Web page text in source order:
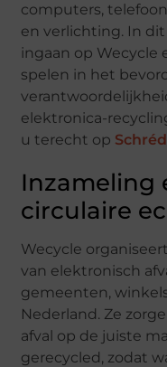
computers,
en verlichting. In
ingaan op Wecycle
spelen in het
elektronica-
u terecht op
Inzameling
circulaire
Wecycle
van elektronisch
gemeenten,
Nederland. Ze
afval op de juiste
gerecycled, zodat